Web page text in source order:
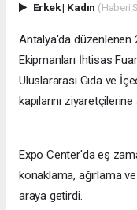
Erkek| Kadın (Haberi
​Antalya'da düzenlenen
Ekipmanları İhtisas
Uluslararası Gıda ve
kapılarını ziyaretçilerine
Expo Center'da eş
konaklama, ağırlama
araya getirdi.